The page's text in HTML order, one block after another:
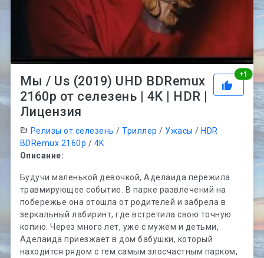
+1
Мы / Us (2019) UHD BDRemux
2160p от селезень | 4K | HDR |
Лицензия
Релизы от селезень /Триллер / Ужасы / HDR
BDRemux 2160p / 4K
Описание:
Будучи маленькой девочкой, Аделаида пережила
травмирующее событие. В парке развлечений на
побережье она отошла от родителей и забрела в
зеркальный лабиринт, где встретила свою точную
копию. Через много лет, уже с мужем и детьми,
Аделаида приезжает в дом бабушки, который
находится рядом с тем самым злосчастным парком,